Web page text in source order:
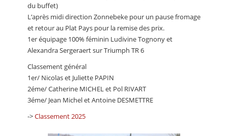
du buffet)
L’après midi direction Zonnebeke pour un pause fromage
et retour au Plat Pays pour la remise des prix.
1er équipage 100% féminin Ludivine Tognony et
Alexandra Sergeraert sur Triumph TR 6
Classement général
1er/ Nicolas et Juliette PAPIN
2éme/ Catherine MICHEL et Pol RIVART
3éme/ Jean Michel et Antoine DESMETTRE
->Classement 2025